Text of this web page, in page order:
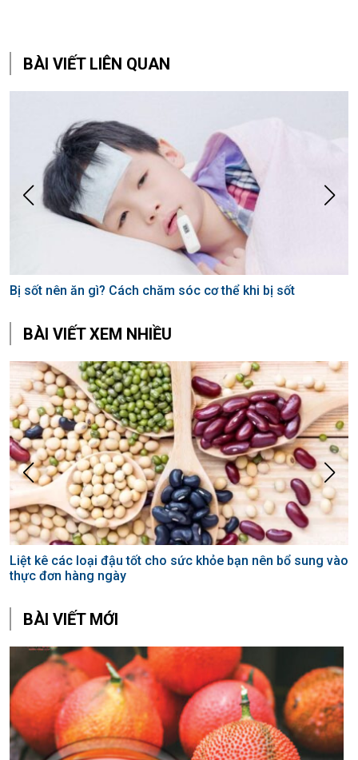
BÀI VIẾT LIÊN QUAN
Bị sốt nên ăn gì? Cách chăm sóc cơ thể khi bị sốt
BÀI VIẾT XEM NHIỀU
Liệt kê các loại đậu tốt cho sức khỏe bạn nên bổ sung vào
thực đơn hàng ngày
BÀI VIẾT MỚI